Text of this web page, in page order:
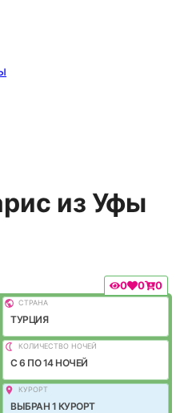
из Уфы
0 0 0
СТРАНА
ТУРЦИЯ
КОЛИЧЕСТВО НОЧЕЙ
C 6 ПО 14 НОЧЕЙ
КУРОРТ
ВЫБРАН 1 КУРОРТ